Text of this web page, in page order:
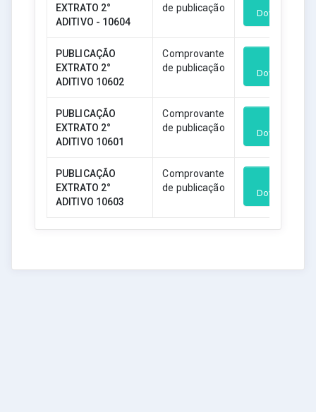
EXTRATO 2°
ADITIVO - 10604
de publicação
Download
PUBLICAÇÃO
EXTRATO 2°
ADITIVO 10602
Comprovante
de publicação
Download
PUBLICAÇÃO
EXTRATO 2°
ADITIVO 10601
Comprovante
de publicação
Download
PUBLICAÇÃO
EXTRATO 2°
ADITIVO 10603
Comprovante
de publicação
Download